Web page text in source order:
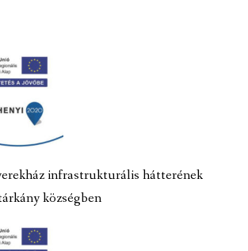
infrastrukturális hátterének
községben